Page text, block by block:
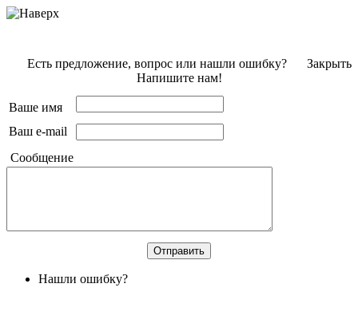
Закрыть
Есть предложение, вопрос или нашли ошибку?
Напишите нам!
Ваше имя
Ваш e-mail
Сообщение
Нашли ошибку?